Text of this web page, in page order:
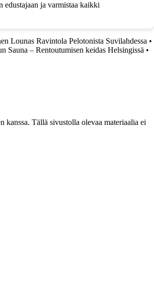
edustajaan ja varmistaa kaikki
Lounas Ravintola Pelotonista Suvilahdessa •
Sauna – Rentoutumisen keidas Helsingissä •
kanssa. Tällä sivustolla olevaa materiaalia ei